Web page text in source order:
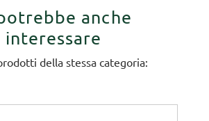
anche
interessare
della stessa categoria: